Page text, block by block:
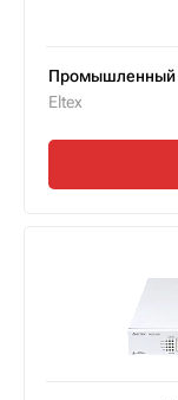
Промышленный
Eltex